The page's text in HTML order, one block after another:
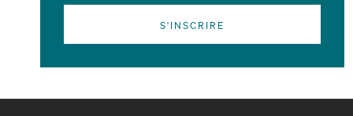
S'INSCRIRE